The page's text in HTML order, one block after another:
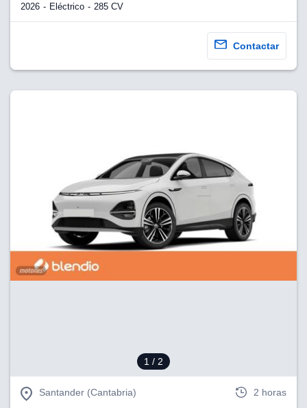
2026 Eléctrico 285 CV
Contactar
1 / 2
Santander (Cantabria) 2 horas